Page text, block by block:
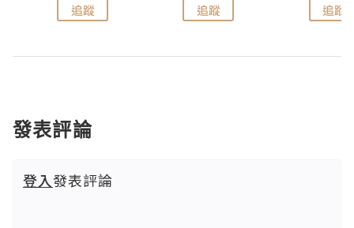
追蹤 追蹤 追蹤
發表評論
登入發表評論